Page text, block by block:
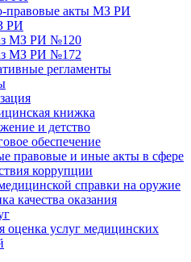
правовые акты МЗ РИ
РИ
МЗ РИ №120
МЗ РИ №172
регламенты
книжка
и детство
обеспечение
правовые и иные акты в сфере
коррупции
справки на оружие
качества оказания
оценка услуг медицинскиx